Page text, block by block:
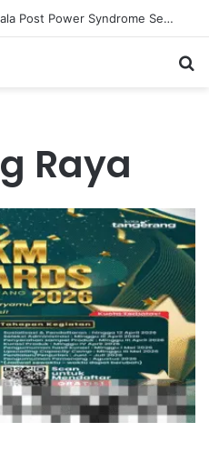
Cara Efektif Mengatasi Gejala Post Power Syndrome Setelah Pensiun Kerja
Raya